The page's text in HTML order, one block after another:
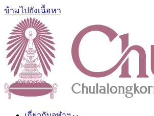
ข้ามไปยังเนื้อหา